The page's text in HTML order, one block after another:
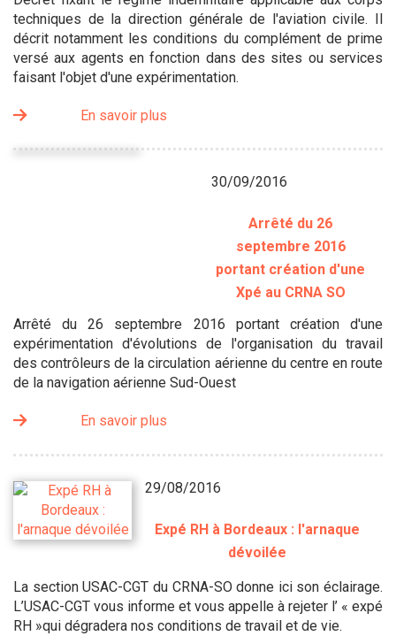
techniques de la direction générale de l'aviation civile. Il
décrit notamment les conditions du complément de prime
versé aux agents en fonction dans des sites ou services
faisant l'objet d'une expérimentation.
En savoir plus
30/09/2016
Arrêté du 26
septembre 2016
portant création d'une
Xpé au CRNA SO
Arrêté du 26 septembre 2016 portant création d'une
expérimentation d'évolutions de l'organisation du travail
des contrôleurs de la circulation aérienne du centre en route
de la navigation aérienne Sud-Ouest
En savoir plus
29/08/2016
Expé RH à Bordeaux : l'arnaque
dévoilée
La section USAC-CGT du CRNA-SO donne ici son éclairage.
L’USAC-CGT vous informe et vous appelle à rejeter l’ « expé
RH »qui dégradera nos conditions de travail et de vie.